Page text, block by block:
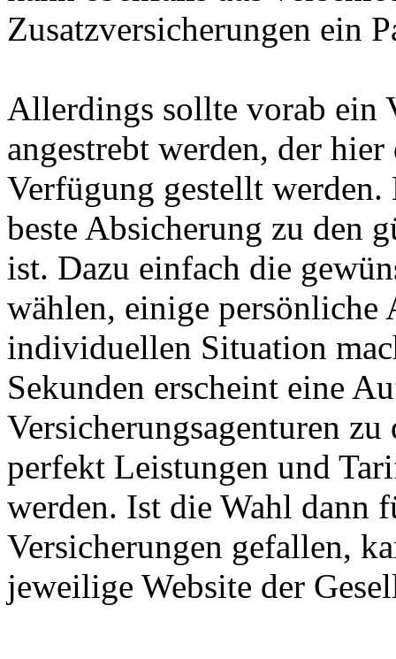
Zusatzversicherungen ein
Allerdings sollte vorab ein
angestrebt werden, der
Verfügung gestellt werden.
beste Absicherung zu den
ist. Dazu einfach die
wählen, einige persönliche
individuellen Situation
Sekunden erscheint eine
Versicherungsagenturen
perfekt Leistungen und
werden. Ist die Wahl dann
Versicherungen gefallen,
jeweilige Website der